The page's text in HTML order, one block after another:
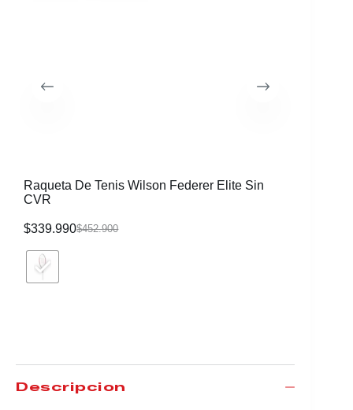
Raqueta De Tenis Wilson Federer Elite Sin
CVR
$452.900
$339.990
Descripción